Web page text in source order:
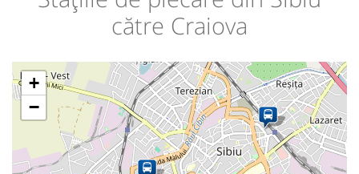
către Craiova
+
−